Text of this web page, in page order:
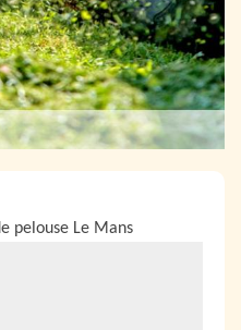
pelouse Le Mans